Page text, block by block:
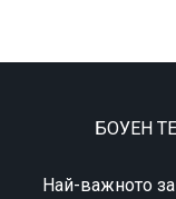
БОУЕН
Най-важното за